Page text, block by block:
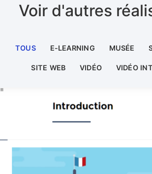
Voir d'autres
TOUS E-LEARNING MUSÉE
SITE WEB VIDÉO VIDÉO